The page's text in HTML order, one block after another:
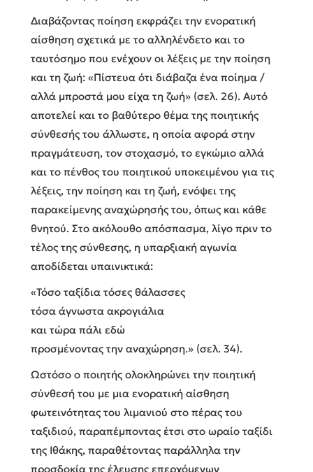
Διαβάζοντας ποίηση εκφράζει την ενορατική
αίσθηση σχετικά με το αλληλένδετο και το
ταυτόσημο που ενέχουν οι λέξεις με την ποίηση
και τη ζωή: «Πίστευα ότι διάβαζα ένα ποίημα /
αλλά μπροστά μου είχα τη ζωή» (σελ. 26). Αυτό
αποτελεί και το βαθύτερο θέμα της ποιητικής
σύνθεσής του άλλωστε, η οποία αφορά στην
πραγμάτευση, τον στοχασμό, το εγκώμιο αλλά
και το πένθος του ποιητικού υποκειμένου για τις
λέξεις, την ποίηση και τη ζωή, ενόψει της
παρακείμενης αναχώρησής του, όπως και κάθε
θνητού. Στο ακόλουθο απόσπασμα, λίγο πριν το
τέλος της σύνθεσης, η υπαρξιακή αγωνία
αποδίδεται υπαινικτικά:
«Τόσο ταξίδια τόσες θάλασσες
τόσα άγνωστα ακρογιάλια
και τώρα πάλι εδώ
προσμένοντας την αναχώρηση.» (σελ. 34).
Ωστόσο ο ποιητής ολοκληρώνει την ποιητική
σύνθεσή του με μια ενορατική αίσθηση
φωτεινότητας του λιμανιού στο πέρας του
ταξιδιού, παραπέμποντας έτσι στο ωραίο ταξίδι
της Ιθάκης, παραθέτοντας παράλληλα την
προσδοκία της έλευσης επερχόμενων